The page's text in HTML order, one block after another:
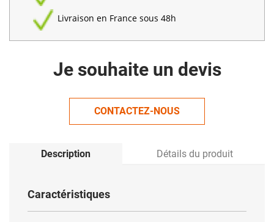
Livraison en France sous 48h
Je souhaite un devis
CONTACTEZ-NOUS
Description Détails du produit
Caractéristiques